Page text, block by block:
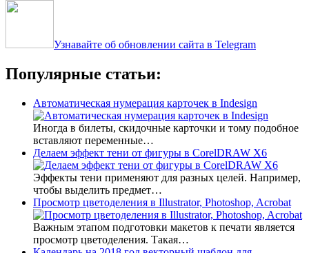
Узнавайте об обновлении сайта в Telegram
Популярные статьи:
Автоматическая нумерация карточек в Indesign
Иногда в билеты, скидочные карточки и тому подобное
вставляют переменные…
Делаем эффект тени от фигуры в CorelDRAW X6
Эффекты тени применяют для разных целей. Например,
чтобы выделить предмет…
Просмотр цветоделения в Illustrator, Photoshop, Acrobat
Важным этапом подготовки макетов к печати является
просмотр цветоделения. Такая…